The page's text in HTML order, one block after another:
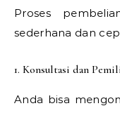
Proses
sederhana dan
1. Konsultasi dan
Anda bisa